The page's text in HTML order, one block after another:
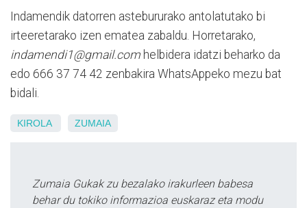
Indamendik datorren astebururako antolatutako bi
irteeretarako izen ematea zabaldu. Horretarako,
indamendi1@gmail.com helbidera idatzi beharko da
edo 666 37 74 42 zenbakira WhatsAppeko mezu bat
bidali.
KIROLA ZUMAIA
Zumaia Gukak zu bezalako irakurleen babesa
behar du tokiko informazioa euskaraz eta modu